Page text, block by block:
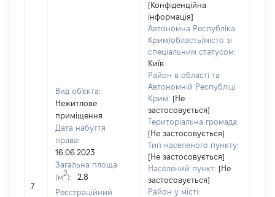
7
Вид об'єкта:
Нежитлове
приміщення
Дата набуття
права:
16.06.2023
Загальна площа
(м2):
2.8
Реєстраційний
[Конфіденційна
інформація]
Автономна Республіка
Крим/область/місто зі
спеціальним статусом:
Київ
Район в області та
Автономній Республіці
Крим: [Не
застосовується]
Територіальна громада:
[Не застосовується]
Тип населеного пункту:
[Не застосовується]
Населений пункт: [Не
застосовується]
Район у місті: